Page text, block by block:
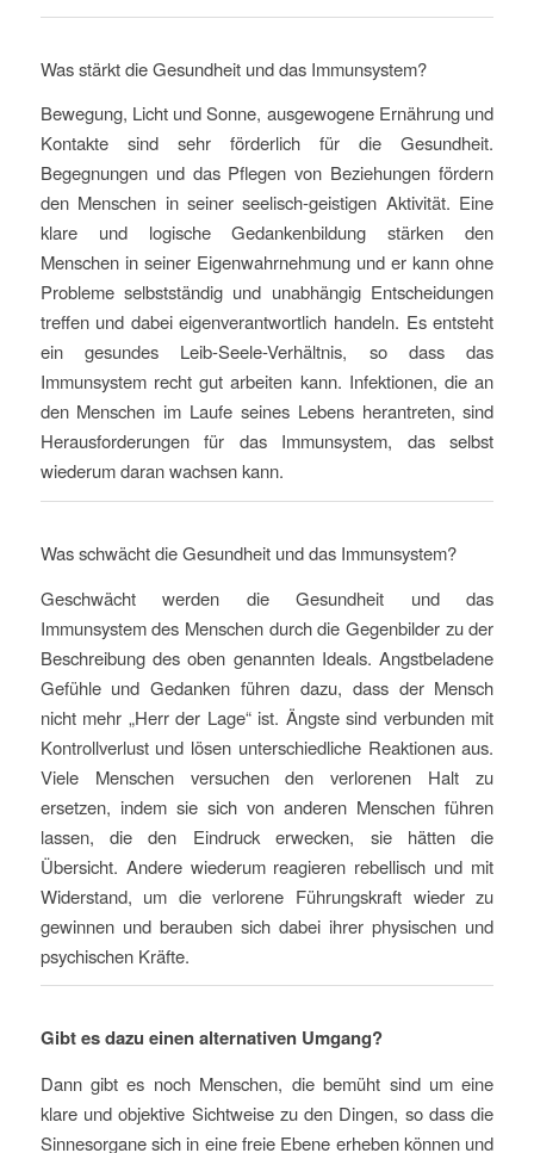
Was stärkt die Gesundheit und das Immunsystem?
Bewegung, Licht und Sonne, ausgewogene Ernährung und
Kontakte sind sehr förderlich für die Gesundheit.
Begegnungen und das Pflegen von Beziehungen fördern
den Menschen in seiner seelisch-geistigen Aktivität. Eine
klare und logische Gedankenbildung stärken den
Menschen in seiner Eigenwahrnehmung und er kann ohne
Probleme selbstständig und unabhängig Entscheidungen
treffen und dabei eigenverantwortlich handeln. Es entsteht
ein gesundes Leib-Seele-Verhältnis, so dass das
Immunsystem recht gut arbeiten kann. Infektionen, die an
den Menschen im Laufe seines Lebens herantreten, sind
Herausforderungen für das Immunsystem, das selbst
wiederum daran wachsen kann.
Was schwächt die Gesundheit und das Immunsystem?
Geschwächt werden die Gesundheit und das
Immunsystem des Menschen durch die Gegenbilder zu der
Beschreibung des oben genannten Ideals. Angstbeladene
Gefühle und Gedanken führen dazu, dass der Mensch
nicht mehr „Herr der Lage“ ist. Ängste sind verbunden mit
Kontrollverlust und lösen unterschiedliche Reaktionen aus.
Viele Menschen versuchen den verlorenen Halt zu
ersetzen, indem sie sich von anderen Menschen führen
lassen, die den Eindruck erwecken, sie hätten die
Übersicht. Andere wiederum reagieren rebellisch und mit
Widerstand, um die verlorene Führungskraft wieder zu
gewinnen und berauben sich dabei ihrer physischen und
psychischen Kräfte.
Gibt es dazu einen alternativen Umgang?
Dann gibt es noch Menschen, die bemüht sind um eine
klare und objektive Sichtweise zu den Dingen, so dass die
Sinnesorgane sich in eine freie Ebene erheben können und